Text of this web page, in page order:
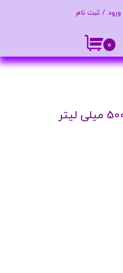
۰
ورود / ثبت نام
تغییر گذر واژه